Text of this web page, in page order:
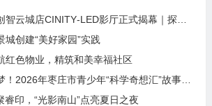
城创建“美好家园”实践
红色物业，精筑和美幸福社区
智阅时代・科学筑梦！2026年枣庄市青少年“科学奇想汇”故事大赛圆满落幕
印，“光影南山”点亮夏日之夜